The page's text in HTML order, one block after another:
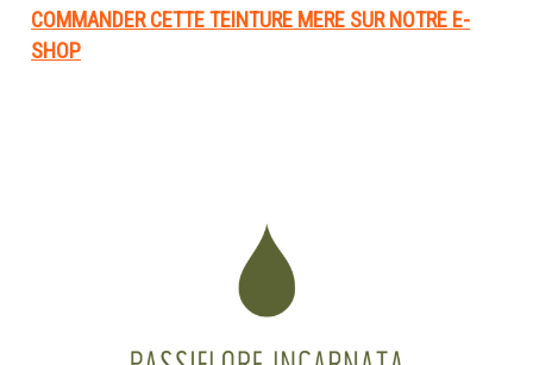
COMMANDER CETTE TEINTURE MERE SUR NOTRE E-
SHOP